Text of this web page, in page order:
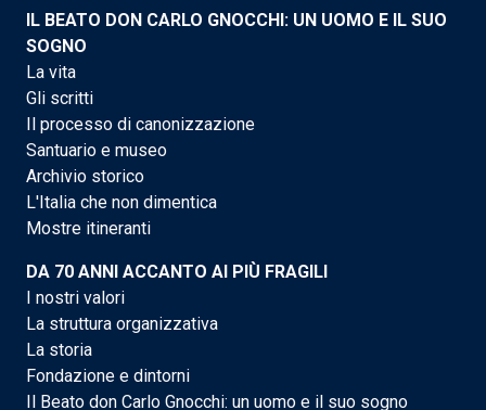
IL BEATO DON CARLO GNOCCHI: UN UOMO E IL SUO
SOGNO
La vita
Gli scritti
Il processo di canonizzazione
Santuario e museo
Archivio storico
L'Italia che non dimentica
Mostre itineranti
DA 70 ANNI ACCANTO AI PIÙ FRAGILI
I nostri valori
La struttura organizzativa
La storia
Fondazione e dintorni
Il Beato don Carlo Gnocchi: un uomo e il suo sogno